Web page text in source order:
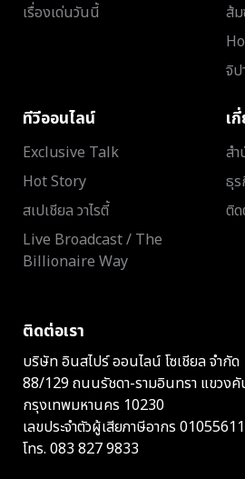
เรื่องเด่นวันนี้
ส้ม
จิป
ทีวีออนไลน์
Exclusive Talk
Hot Story
สเปเชียล วาไรตี้
Live Broadcast / The
Billionaire Way
เ
ส
ธุร
ติด
ติดต่อเรา
บริษัท อินสไปร์ ออนไลน์ โซเชียล จำกัด
88/129 ถนนรัชดา-รามอินทรา แขวงคั
กรุงเทพมหานคร 10230
เลขประจำตัวผู้เสียภาษีอากร
โทร. 083 827 9833